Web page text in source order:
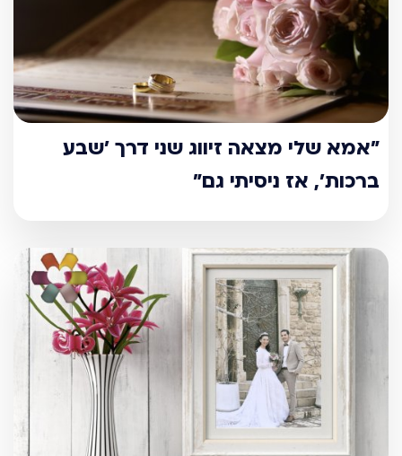
״אמא שלי מצאה זיווג שני דרך ׳שבע
ברכות׳, אז ניסיתי גם״